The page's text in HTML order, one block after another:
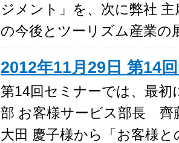
ジメント」を、次に弊社
の今後とツーリズム産業の
2012年11月29日 第14
第14回セミナーでは、最
部 お客様サービス部長
大田 慶子様から「お客様